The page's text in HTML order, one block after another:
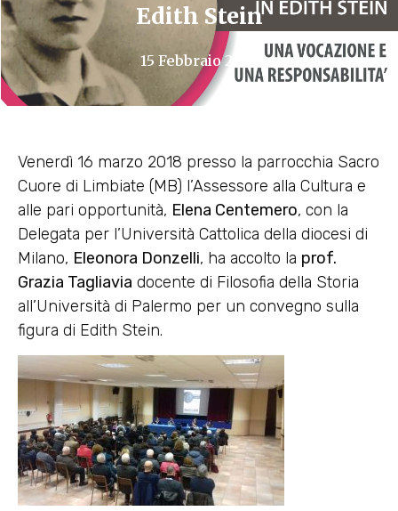
Edith Stein
15 Febbraio 2018
Venerdì 16 marzo 2018 presso la parrocchia Sacro
Cuore di Limbiate (MB) l’Assessore alla Cultura e
alle pari opportunità, Elena Centemero, con la
Delegata per l’Università Cattolica della diocesi di
Milano, Eleonora Donzelli, ha accolto la prof.
Grazia Tagliavia docente di Filosofia della Storia
all’Università di Palermo per un convegno sulla
figura di Edith Stein.